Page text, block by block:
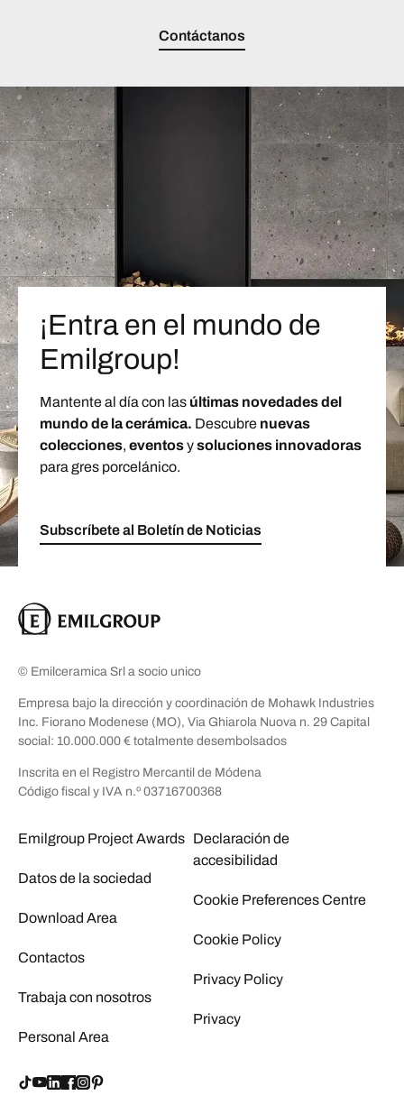
Contáctanos
¡Entra en el mundo de
Emilgroup!
Mantente al día con las últimas novedades del
mundo de la cerámica. Descubre nuevas
colecciones, eventosysoluciones innovadoras
para gres porcelánico.
Subscríbete al Boletín de Noticias
© Emilceramica Srl a socio unico
Empresa bajo la dirección y coordinación de Mohawk Industries
Inc. Fiorano Modenese (MO), Via Ghiarola Nuova n. 29 Capital
social: 10.000.000 € totalmente desembolsados
Inscrita en el Registro Mercantil de Módena
Código fiscal y IVA n.º 03716700368
Emilgroup Project Awards
Datos de la sociedad
Download Area
Contactos
Trabaja con nosotros
Personal Area
Declaración de
accesibilidad
Cookie Preferences Centre
Cookie Policy
Privacy Policy
Privacy